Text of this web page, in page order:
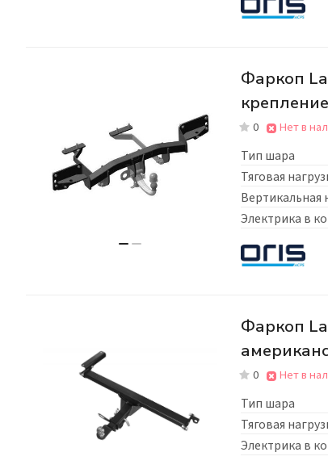
Фаркоп
0 Нет в
Тип шара
Тяговая
Вертикальная
Электрика в
Фаркоп
0 Нет в
Тип шара
Тяговая
Электрика в